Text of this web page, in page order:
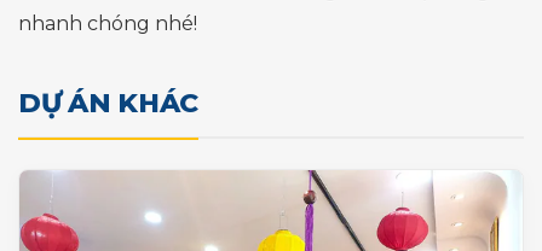
nhanh chóng nhé!
DỰ ÁN KHÁC